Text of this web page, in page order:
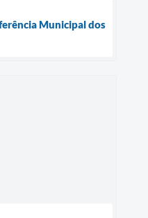
Municipal dos